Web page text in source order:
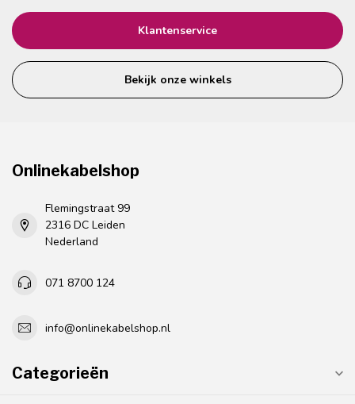
Klantenservice
Bekijk onze winkels
Onlinekabelshop
Flemingstraat 99
2316 DC Leiden
Nederland
071 8700 124
info@onlinekabelshop.nl
Categorieën